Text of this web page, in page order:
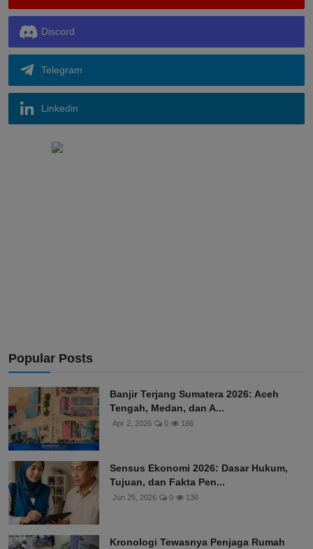
Discord
Telegram
Linkedin
Popular Posts
Banjir Terjang Sumatera 2026: Aceh
Tengah, Medan, dan A...
Apr 2, 2026 0 186
Sensus Ekonomi 2026: Dasar Hukum,
Tujuan, dan Fakta Pen...
Jun 25, 2026 0 136
Kronologi Tewasnya Penjaga Rumah